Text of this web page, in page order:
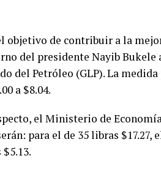
objetivo de contribuir a la
del presidente Nayib
del Petróleo (GLP). La
a $8.04.
el Ministerio de
para el de 35 libras $17.27,